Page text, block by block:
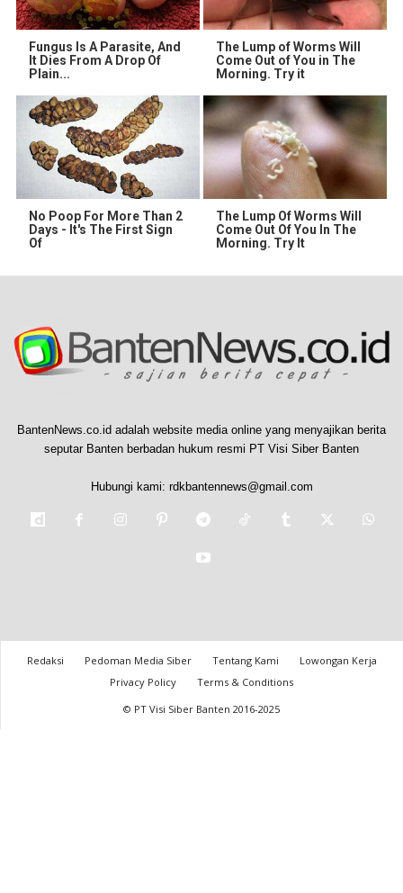
Fungus Is A Parasite, And
It Dies From A Drop Of
Plain...
The Lump of Worms Will
Come Out of You in The
Morning. Try it
No Poop For More Than 2
Days - It's The First Sign
Of
The Lump Of Worms Will
Come Out Of You In The
Morning. Try It
BantenNews.co.id adalah website media online yang menyajikan berita
seputar Banten berbadan hukum resmi PT Visi Siber Banten
Hubungi kami: rdkbantennews@gmail.com
Redaksi Pedoman Media Siber Tentang Kami
Lowongan Kerja
Privacy Policy
Terms & Conditions
© PT Visi Siber Banten 2016-2025